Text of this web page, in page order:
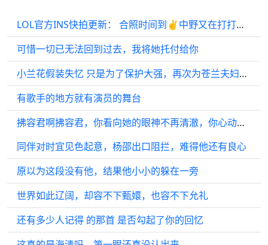
LOL官方INS快拍更新： 合照时间到✌️中野又在打打闹闹了呀
可惜一切已无法回到过去，我将她托付给你
小兰花假装失忆 只是为了保护大强，再次为苍兰夫妇泪崩
有歌手的地方就有演员的舞台
拂容君啊拂容君，你看向她的眼神不再清澈，你心动了…
同伴对时宜见色起意，杨邵出口阻拦，难得他还有良心
原以为这段没有他，结果他小小的躲在一旁
世界如此辽阔，却容不下甄嬛，也容不下允礼
还有多少人记得 的那首 是否勾起了你的回忆